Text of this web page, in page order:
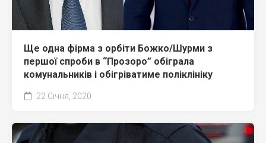
Ще одна фірма з орбіти Божко/Шурми з
першої спроби в “Прозоро” обіграла
комунальників і обігріватиме поліклініку
22 Січня, 2020